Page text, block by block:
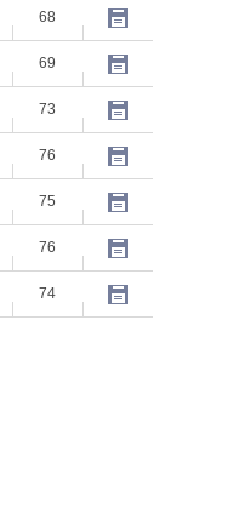
68
69
73
76
75
76
74